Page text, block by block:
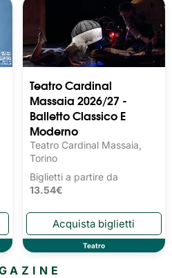
Teatro Cardinal
Massaia 2026/27 -
Balletto Classico E
Moderno
Teatro Cardinal Massaia,
Torino
Biglietti a partire da
13.54€
Teatro